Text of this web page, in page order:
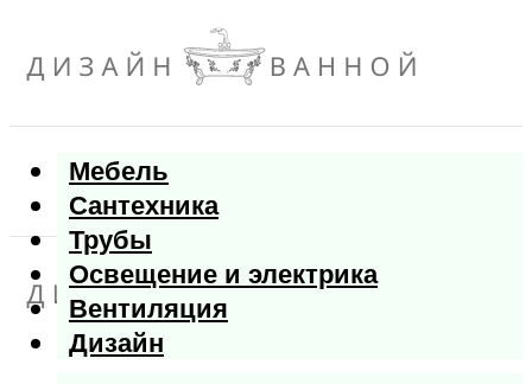
Мебель
Сантехника
Трубы
Освещение и электрика
Вентиляция
Дизайн